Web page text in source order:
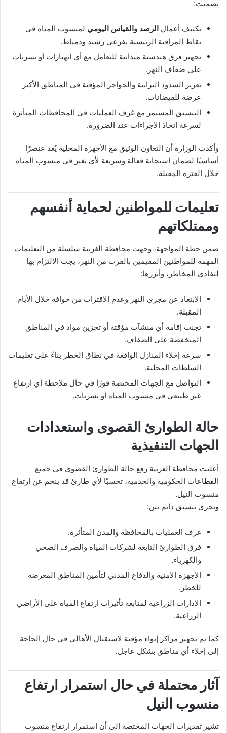
تضمنت:
تكثيف أعمال الرصد والقياس اليومي لمنسوب المياه في
نقاط المراقبة الرئيسية بفرعي رشيد ودمياط.
تجهيز فرق هندسية ميدانية للتعامل مع أي انهيارات أو تسربات
على ضفاف النهر.
تعزيز السدود الترابية والحواجز المؤقتة في المناطق الأكثر
عرضة للفيضانات.
التنسيق المستمر مع غرف العمليات في المحافظات المتأثرة
لسرعة اتخاذ الإجراءات عند الضرورة.
وأكدت الوزارة أن التعاون الوثيق مع الأجهزة المحلية يُعد عنصرًا
أساسيًا لضمان استجابة فعالة وسريعة لأي تغير في منسوب المياه
خلال الفترة المقبلة.
تعليمات للمواطنين لحماية أنفسهم
وممتلكاتهم
ضمن خطة المواجهة، وجهت محافظة الغربية سلسلة من التعليمات
المهمة للمواطنين المقيمين بالقرب من النهر، يجب الالتزام بها
لتفادي المخاطر، وأبرزها:
الابتعاد عن مجرى النهر وعدم الاقتراب من حوافه خلال الأيام
المقبلة.
تجنب إقامة أي منشآت مؤقتة أو تخزين مواد في المناطق
المنخفضة على الضفاف.
سرعة إخلاء المنازل الواقعة في نطاق الخطر بناءً على تعليمات
السلطات المحلية.
التواصل مع الجهات المختصة فورًا في حال ملاحظة أي ارتفاع
غير طبيعي في منسوب المياه أو تسربات.
حالة الطوارئ القصوى واستعدادات
الجهات التنفيذية
أعلنت محافظة الغربية رفع حالة الطوارئ القصوى في جميع
القطاعات الحكومية والخدمية، تحسبًا لأي طارئ قد ينجم عن ارتفاع
منسوب النيل.
ويجري تنسيق دائم بين:
غرف العمليات بالمحافظة والمدن المتأثرة.
فرق الطوارئ التابعة لشركات المياه والصرف الصحي
والكهرباء.
الأجهزة الأمنية والدفاع المدني لتأمين المناطق المعرضة
للخطر.
الإدارات الزراعية لمتابعة تأثيرات ارتفاع المياه على الأراضي
الزراعية.
كما تم تجهيز مراكز إيواء مؤقتة لاستقبال الأهالي في حال الحاجة
إلى إخلاء أي مناطق بشكل عاجل.
آثار محتملة في حال استمرار ارتفاع
منسوب النيل
تشير تقديرات الجهات المختصة إلى أن استمرار ارتفاع منسوب